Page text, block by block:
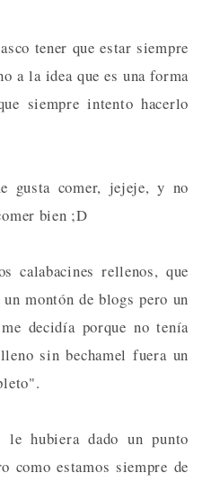
tener que estar siempre
a la idea que es una forma
siempre intento hacerlo
gusta comer, jejeje, y no
bien ;D
calabacines rellenos, que
montón de blogs pero un
decidía porque no tenía
sin bechamel fuera un
le hubiera dado un punto
como estamos siempre de